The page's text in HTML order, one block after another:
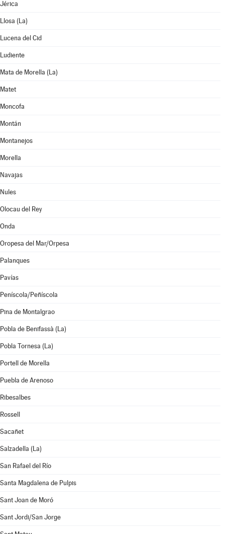
Jérica
Llosa (La)
Lucena del Cid
Ludiente
Mata de Morella (La)
Matet
Moncofa
Montán
Montanejos
Morella
Navajas
Nules
Olocau del Rey
Onda
Oropesa del Mar/Orpesa
Palanques
Pavías
Peníscola/Peñíscola
Pina de Montalgrao
Pobla de Benifassà (La)
Pobla Tornesa (La)
Portell de Morella
Puebla de Arenoso
Ribesalbes
Rossell
Sacañet
Salzadella (La)
San Rafael del Río
Santa Magdalena de Pulpis
Sant Joan de Moró
Sant Jordi/San Jorge